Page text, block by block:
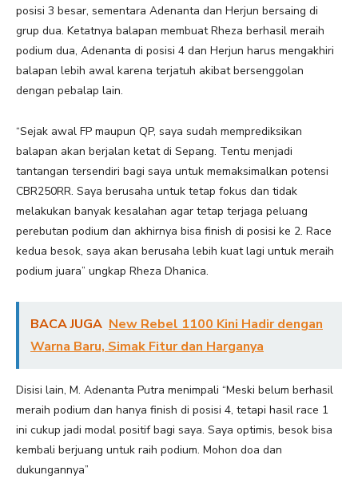
posisi 3 besar, sementara Adenanta dan Herjun bersaing di
grup dua. Ketatnya balapan membuat Rheza berhasil meraih
podium dua, Adenanta di posisi 4 dan Herjun harus mengakhiri
balapan lebih awal karena terjatuh akibat bersenggolan
dengan pebalap lain.
“Sejak awal FP maupun QP, saya sudah memprediksikan
balapan akan berjalan ketat di Sepang. Tentu menjadi
tantangan tersendiri bagi saya untuk memaksimalkan potensi
CBR250RR. Saya berusaha untuk tetap fokus dan tidak
melakukan banyak kesalahan agar tetap terjaga peluang
perebutan podium dan akhirnya bisa finish di posisi ke 2. Race
kedua besok, saya akan berusaha lebih kuat lagi untuk meraih
podium juara” ungkap Rheza Dhanica.
BACA JUGA New Rebel 1100 Kini Hadir dengan
Warna Baru, Simak Fitur dan Harganya
Disisi lain, M. Adenanta Putra menimpali “Meski belum berhasil
meraih podium dan hanya finish di posisi 4, tetapi hasil race 1
ini cukup jadi modal positif bagi saya. Saya optimis, besok bisa
kembali berjuang untuk raih podium. Mohon doa dan
dukungannya”